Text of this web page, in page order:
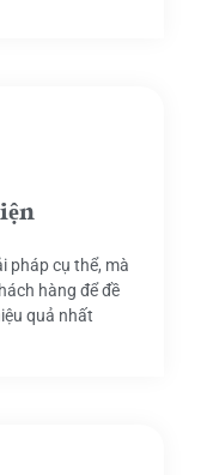
pháp cụ thể, mà
hàng để đề
quả nhất